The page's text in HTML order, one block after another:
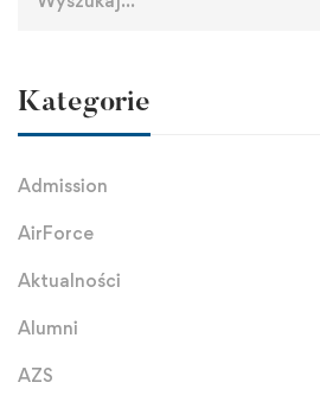
Kategorie
Admission
AirForce
Aktualności
Alumni
AZS